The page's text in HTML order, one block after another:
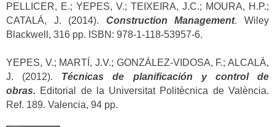
PELLICER, E.; YEPES, V.; TEIXEIRA, J.C.; MOURA, H.P.;
CATALÁ, J. (2014). Construction Management. Wiley
Blackwell, 316 pp. ISBN: 978-1-118-53957-6.
YEPES, V.; MARTÍ, J.V.; GONZÁLEZ-VIDOSA, F.; ALCALÁ,
J. (2012). Técnicas de planificación y control de
obras. Editorial de la Universitat Politècnica de València.
Ref. 189. Valencia, 94 pp.